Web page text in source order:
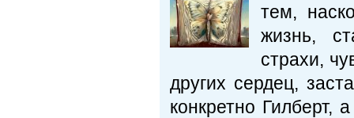
тем,
жизнь,
страхи,
других сердец,
конкретно Гилберт,